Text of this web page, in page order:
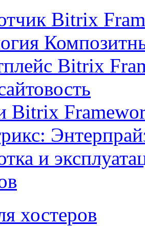
Bitrix
Bitrix
Bitrix
и
хостеров